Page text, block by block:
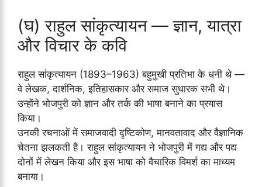
(घ) राहुल सांकृत्यायन — ज्ञान, यात्रा
और विचार के कवि
राहुल सांकृत्यायन (1893–1963) बहुमुखी प्रतिभा के धनी थे —
वे लेखक, दार्शनिक, इतिहासकार और समाज सुधारक सभी थे।
उन्होंने भोजपुरी को ज्ञान और तर्क की भाषा बनाने का प्रयास
किया।
उनकी रचनाओं में समाजवादी दृष्टिकोण, मानवतावाद और वैज्ञानिक
चेतना झलकती है। राहुल सांकृत्यायन ने भोजपुरी में गद्य और पद्य
दोनों में लेखन किया और इस भाषा को वैचारिक विमर्श का माध्यम
बनाया।